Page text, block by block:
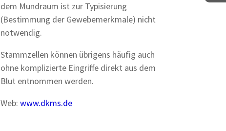
dem Mundraum ist zur Typisierung
(Bestimmung der Gewebemerkmale) nicht
notwendig.
Stammzellen können übrigens häufig auch
ohne komplizierte Eingriffe direkt aus dem
Blut entnommen werden.
Web: www.dkms.de